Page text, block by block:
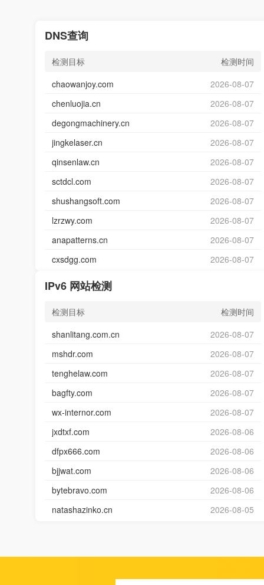
DNS查询
检测目标
检测时间
chaowanjoy.com
2026-08-07
chenluojia.cn
2026-08-07
degongmachinery.cn
2026-08-07
jingkelaser.cn
2026-08-07
qinsenlaw.cn
2026-08-07
sctdcl.com
2026-08-07
shushangsoft.com
2026-08-07
lzrzwy.com
2026-08-07
anapatterns.cn
2026-08-07
cxsdgg.com
2026-08-07
IPv6 网站检测
检测目标
检测时间
shanlitang.com.cn
2026-08-07
mshdr.com
2026-08-07
tenghelaw.com
2026-08-07
bagfty.com
2026-08-07
wx-internor.com
2026-08-07
jxdtxf.com
2026-08-06
dfpx666.com
2026-08-06
bjjwat.com
2026-08-06
bytebravo.com
2026-08-06
natashazinko.cn
2026-08-05